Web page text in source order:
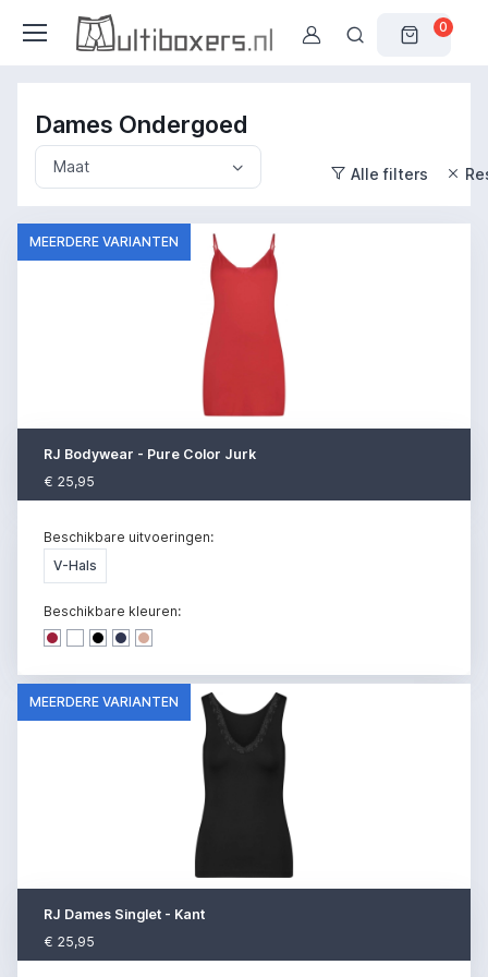
0
Dames Ondergoed
Maat Alle filters
MEERDERE VARIANTEN
RJ Bodywear - Pure Color Jurk
€ 25,95
Beschikbare uitvoeringen:
V-Hals
Beschikbare kleuren:
Dark denim
Dark denim
Dark denim
Dark denim
Dark denim
MEERDERE VARIANTEN
RJ Dames Singlet - Kant
€ 25,95